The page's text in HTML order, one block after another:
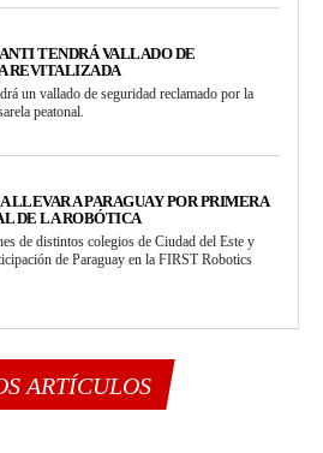
TENDRÁ VALLADO DE
REVITALIZADA
un vallado de seguridad reclamado por la
peatonal.
LLEVAR A PARAGUAY POR PRIMERA
DE LA ROBÓTICA
de distintos colegios de Ciudad del Este y
de Paraguay en la FIRST Robotics
ARTÍCULOS